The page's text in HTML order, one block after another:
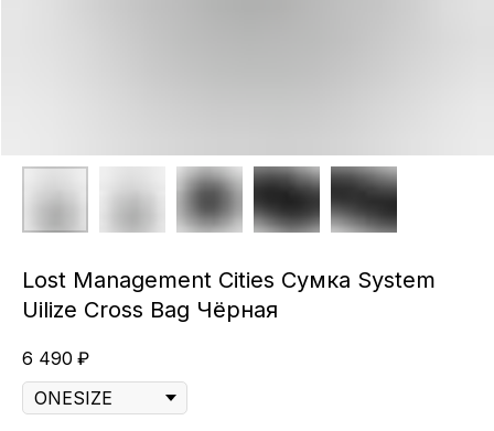
Lost Management Cities Сумка System
Uilize Cross Bag Чёрная
6 490 ₽